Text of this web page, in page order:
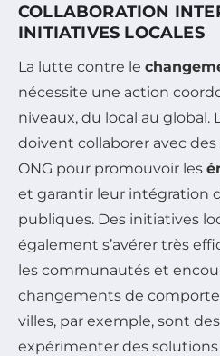
COLLABORATION
INITIATIVES LOCALES
La lutte contre le
nécessite une action
niveaux, du local au
doivent collaborer avec
ONG pour promouvoir les
et garantir leur intégration
publiques. Des initiatives
également s’avérer très
les communautés et
changements de
villes, par exemple, sont
expérimenter des